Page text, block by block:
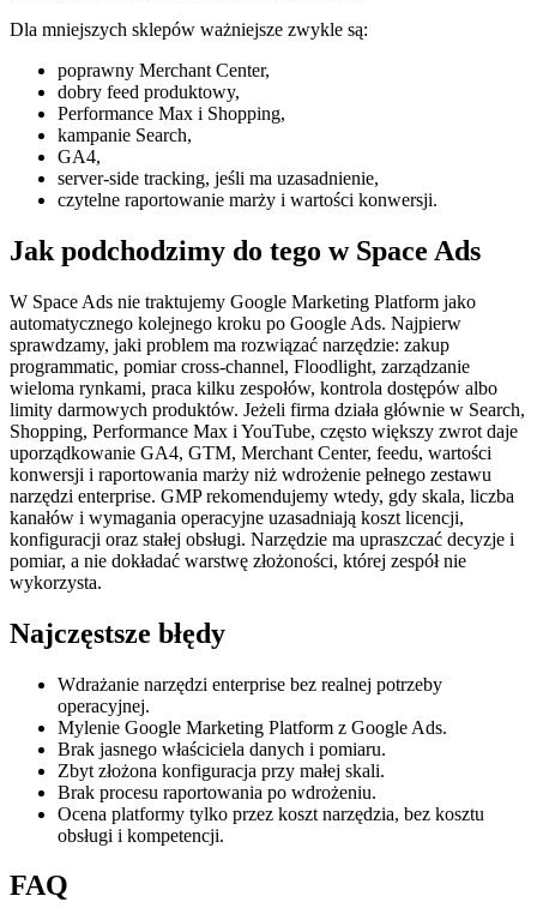
Dla mniejszych sklepów ważniejsze zwykle są:
poprawny Merchant Center,
dobry feed produktowy,
Performance Max i Shopping,
kampanie Search,
GA4,
server-side tracking, jeśli ma uzasadnienie,
czytelne raportowanie marży i wartości konwersji.
Jak podchodzimy do tego w Space Ads
W Space Ads nie traktujemy Google Marketing Platform jako
automatycznego kolejnego kroku po Google Ads. Najpierw
sprawdzamy, jaki problem ma rozwiązać narzędzie: zakup
programmatic, pomiar cross-channel, Floodlight, zarządzanie
wieloma rynkami, praca kilku zespołów, kontrola dostępów albo
limity darmowych produktów. Jeżeli firma działa głównie w Search,
Shopping, Performance Max i YouTube, często większy zwrot daje
uporządkowanie GA4, GTM, Merchant Center, feedu, wartości
konwersji i raportowania marży niż wdrożenie pełnego zestawu
narzędzi enterprise. GMP rekomendujemy wtedy, gdy skala, liczba
kanałów i wymagania operacyjne uzasadniają koszt licencji,
konfiguracji oraz stałej obsługi. Narzędzie ma upraszczać decyzje i
pomiar, a nie dokładać warstwę złożoności, której zespół nie
wykorzysta.
Najczęstsze błędy
Wdrażanie narzędzi enterprise bez realnej potrzeby
operacyjnej.
Mylenie Google Marketing Platform z Google Ads.
Brak jasnego właściciela danych i pomiaru.
Zbyt złożona konfiguracja przy małej skali.
Brak procesu raportowania po wdrożeniu.
Ocena platformy tylko przez koszt narzędzia, bez kosztu
obsługi i kompetencji.
FAQ